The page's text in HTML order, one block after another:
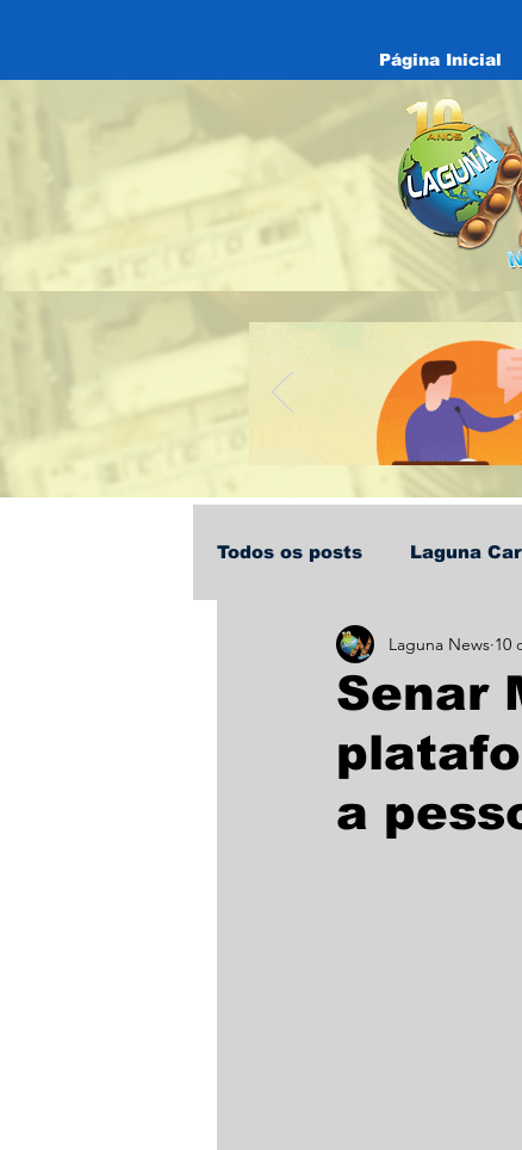
Página Inicial
Todos os posts Laguna
Policial Política
Senar
a
Laguna News 10